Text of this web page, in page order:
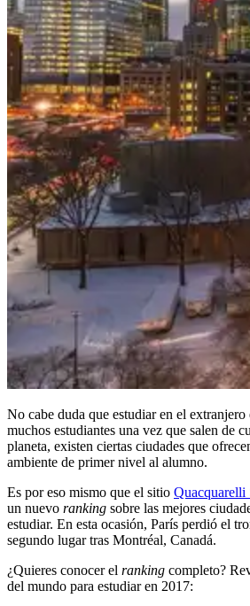
No cabe duda que estudiar en el extranjero
muchos estudiantes una vez que salen de
planeta, existen ciertas ciudades que
ambiente de primer nivel al alumno.
Es por eso mismo que el sitio Quacquarelli
un nuevo ranking sobre las mejores
estudiar. En esta ocasión, París perdió el
segundo lugar tras Montréal, Canadá.
¿Quieres conocer el ranking completo?
del mundo para estudiar en 2017: